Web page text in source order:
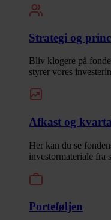
Strategi og
Bliv klogere på
styrer vores
Afkast og
Her kan du se
investormateriale fra
Porteføljen